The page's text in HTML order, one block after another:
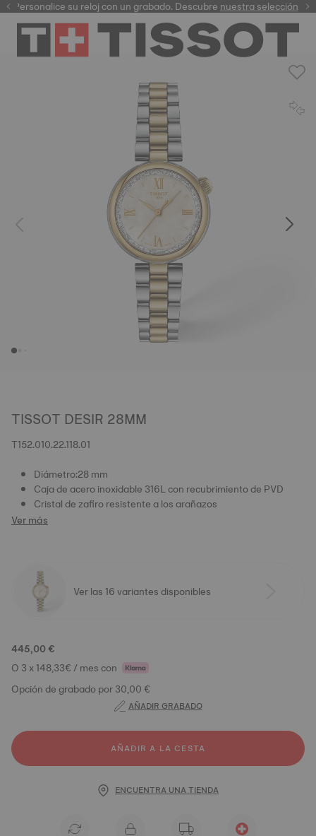
Personalice su reloj con un grabado. Descubrenuestra selección
garantía digital
TISSOT DESIR 28MM
T152.010.22.118.01
Diámetro:28 mm
Caja de acero inoxidable 316L con recubrimiento de PVD
Cristal de zafiro resistente a los arañazos
Ver más
Ver las 16 variantes disponibles
445,00 €
O 3 x 148,33€ / mes con
Opción de grabado por 30,00 €
AÑADIR GRABADO
AÑADIR A LA CESTA
ENCUENTRA UNA TIENDA